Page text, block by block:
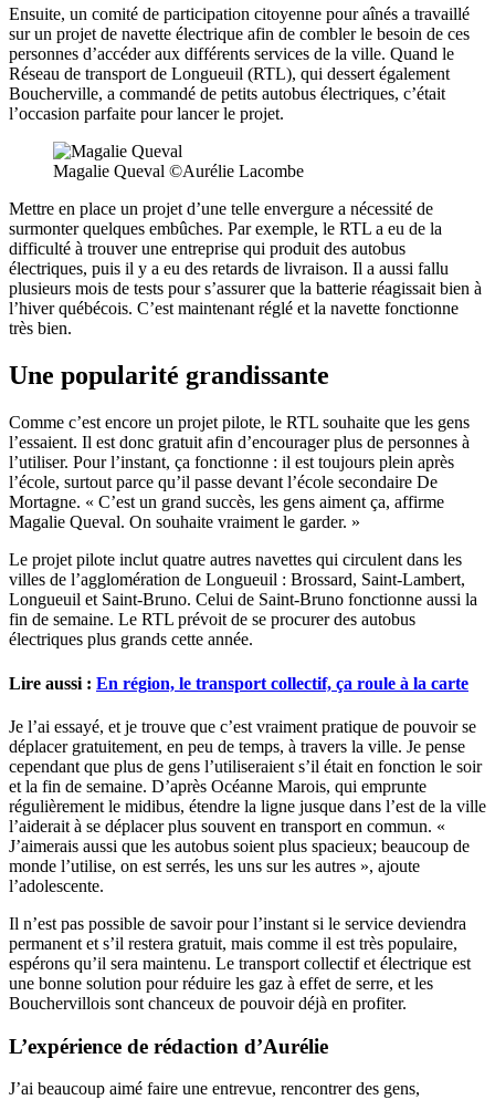
Ensuite, un comité de participation citoyenne pour aînés a travaillé
sur un projet de navette électrique afin de combler le besoin de ces
personnes d’accéder aux différents services de la ville. Quand le
Réseau de transport de Longueuil (RTL), qui dessert également
Boucherville, a commandé de petits autobus électriques, c’était
l’occasion parfaite pour lancer le projet.
Magalie Queval ©Aurélie Lacombe
Mettre en place un projet d’une telle envergure a nécessité de
surmonter quelques embûches. Par exemple, le RTL a eu de la
difficulté à trouver une entreprise qui produit des autobus
électriques, puis il y a eu des retards de livraison. Il a aussi fallu
plusieurs mois de tests pour s’assurer que la batterie réagissait bien à
l’hiver québécois. C’est maintenant réglé et la navette fonctionne
très bien.
Une popularité grandissante
Comme c’est encore un projet pilote, le RTL souhaite que les gens
l’essaient. Il est donc gratuit afin d’encourager plus de personnes à
l’utiliser. Pour l’instant, ça fonctionne : il est toujours plein après
l’école, surtout parce qu’il passe devant l’école secondaire De
Mortagne. « C’est un grand succès, les gens aiment ça, affirme
Magalie Queval. On souhaite vraiment le garder. »
Le projet pilote inclut quatre autres navettes qui circulent dans les
villes de l’agglomération de Longueuil : Brossard, Saint-Lambert,
Longueuil et Saint-Bruno. Celui de Saint-Bruno fonctionne aussi la
fin de semaine. Le RTL prévoit de se procurer des autobus
électriques plus grands cette année.
Lire aussi : En région, le transport collectif, ça roule à la carte
Je l’ai essayé, et je trouve que c’est vraiment pratique de pouvoir se
déplacer gratuitement, en peu de temps, à travers la ville. Je pense
cependant que plus de gens l’utiliseraient s’il était en fonction le soir
et la fin de semaine. D’après Océanne Marois, qui emprunte
régulièrement le midibus, étendre la ligne jusque dans l’est de la ville
l’aiderait à se déplacer plus souvent en transport en commun. «
J’aimerais aussi que les autobus soient plus spacieux; beaucoup de
monde l’utilise, on est serrés, les uns sur les autres », ajoute
l’adolescente.
Il n’est pas possible de savoir pour l’instant si le service deviendra
permanent et s’il restera gratuit, mais comme il est très populaire,
espérons qu’il sera maintenu. Le transport collectif et électrique est
une bonne solution pour réduire les gaz à effet de serre, et les
Bouchervillois sont chanceux de pouvoir déjà en profiter.
L’expérience de rédaction d’Aurélie
J’ai beaucoup aimé faire une entrevue, rencontrer des gens,